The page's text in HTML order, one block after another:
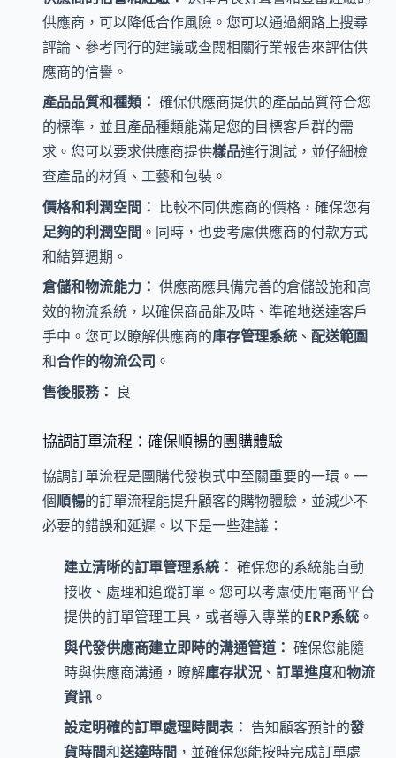
供應商，可以降低合作風險。您可以通過網路上搜尋
評論、參考同行的建議或查閱相關行業報告來評估供
應商的信譽。
產品品質和種類： 確保供應商提供的產品品質符合您
的標準，並且產品種類能滿足您的目標客戶群的需
求。您可以要求供應商提供樣品進行測試，並仔細檢
查產品的材質、工藝和包裝。
價格和利潤空間： 比較不同供應商的價格，確保您有
足夠的利潤空間 。同時，也要考慮供應商的付款方式
和結算週期。
倉儲和物流能力： 供應商應具備完善的倉儲設施和高
效的物流系統，以確保商品能及時、準確地送達客戶
手中。您可以瞭解供應商的庫存管理系統 、 配送範圍
和合作的物流公司 。
售後服務： 良
協調訂單流程：確保順暢的團購體驗
協調訂單流程是團購代發模式中至關重要的一環。一
個順暢的訂單流程能提升顧客的購物體驗，並減少不
必要的錯誤和延遲。以下是一些建議：
建立清晰的訂單管理系統： 確保您的系統能自動
接收、處理和追蹤訂單。您可以考慮使用電商平台
提供的訂單管理工具，或者導入專業的ERP系統 。
與代發供應商建立即時的溝通管道： 確保您能隨
時與供應商溝通，瞭解庫存狀況 、 訂單進度和物流
資訊 。
設定明確的訂單處理時間表： 告知顧客預計的發
貨時間和送達時間 ，並確保您能按時完成訂單處